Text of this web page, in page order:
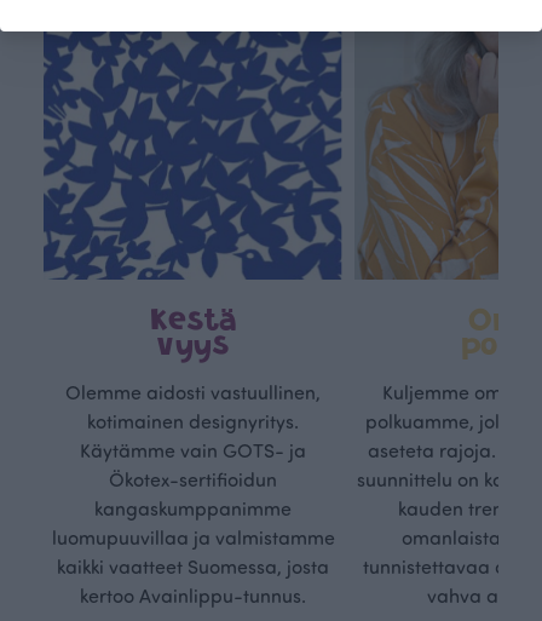
Kestä
vyys
Olemme aidosti vastuullinen,
kotimainen designyritys.
Käytämme vain GOTS- ja
Ökotex-sertifioidun
kangaskumppanimme
luomupuuvillaa ja valmistamme
kaikki vaatteet Suomessa, josta
kertoo Avainlippu-tunnus.
Oma
Kuljemme omaa,
polkuamme, jolla
aseteta rajoja.
suunnittelu on
kauden
omanlaista,
tunnistettavaa
vahva